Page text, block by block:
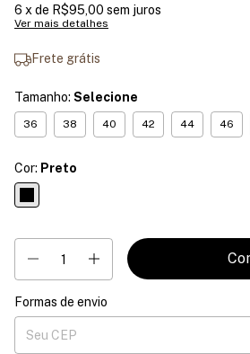
6 x de R$95,00 sem juros
Ver mais detalhes
Frete grátis
Tamanho: Selecione
36 38 40 42 44 46
Cor: Preto
Entregas para o CEP:
Formas de envio